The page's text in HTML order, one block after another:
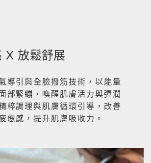
X 放鬆舒展
導引與全臉撥筋技術，以能量
部緊繃，喚醒肌膚活力與彈潤
粹調理與肌膚循環引導，改善
憊感，提升肌膚吸收力。